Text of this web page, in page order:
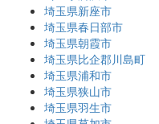
埼玉県新座市
埼玉県春日部市
埼玉県朝霞市
埼玉県比企郡川島町
埼玉県浦和市
埼玉県狭山市
埼玉県羽生市